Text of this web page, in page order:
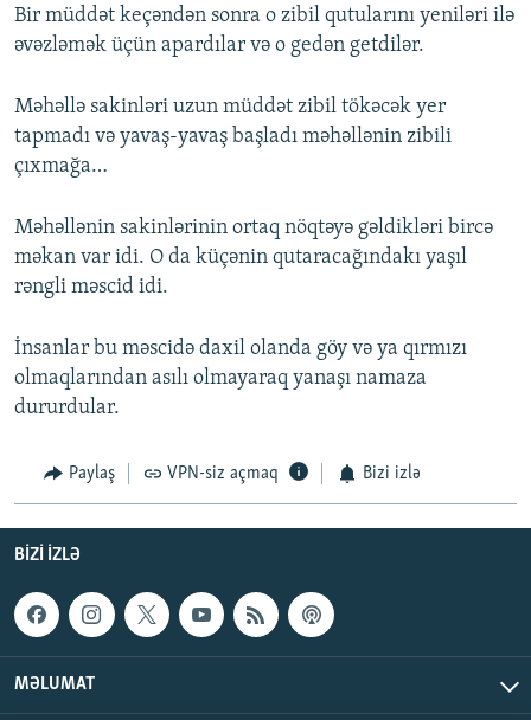
Bir müddət keçəndən sonra o zibil qutularını yeniləri ilə
əvəzləmək üçün apardılar və o gedən getdilər.
Məhəllə sakinləri uzun müddət zibil tökəcək yer
tapmadı və yavaş-yavaş başladı məhəllənin zibili
çıxmağa…
Məhəllənin sakinlərinin ortaq nöqtəyə gəldikləri bircə
məkan var idi. O da küçənin qutaracağındakı yaşıl
rəngli məscid idi.
İnsanlar bu məscidə daxil olanda göy və ya qırmızı
olmaqlarından asılı olmayaraq yanaşı namaza
dururdular.
Paylaş VPN-siz açmaq Bizi izlə
BIZI IZLƏ
MƏLUMAT